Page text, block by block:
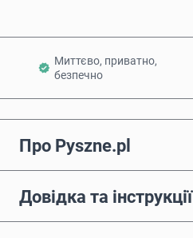
Миттєво, приватно,
безпечно
Про Pyszne.pl
Довідка та інструкції